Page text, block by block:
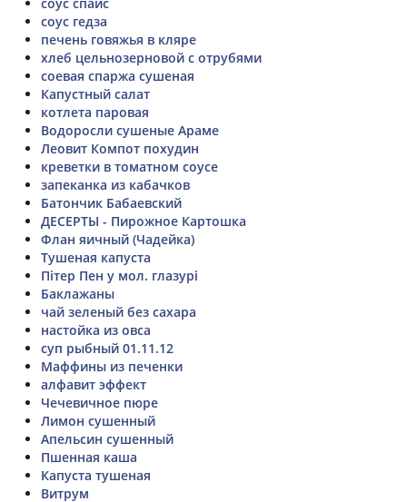
соус гедза
печень говяжья в кляре
хлеб цельнозерновой с отрубями
соевая спаржа сушеная
Капустный салат
котлета паровая
Водоросли сушеные Араме
Леовит Компот похудин
креветки в томатном соусе
запеканка из кабачков
Батончик Бабаевский
ДЕСЕРТЫ - Пирожное Картошка
Флан яичный (Чадейка)
Тушеная капуста
Пітер Пен у мол. глазурі
Баклажаны
чай зеленый без сахара
настойка из овса
суп рыбный 01.11.12
Маффины из печенки
алфавит эффект
Чечевичное пюре
Лимон сушенный
Апельсин сушенный
Пшенная каша
Капуста тушеная
Витрум